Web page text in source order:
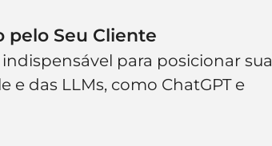
pelo Seu Cliente
para posicionar sua
das LLMs, como ChatGPT e